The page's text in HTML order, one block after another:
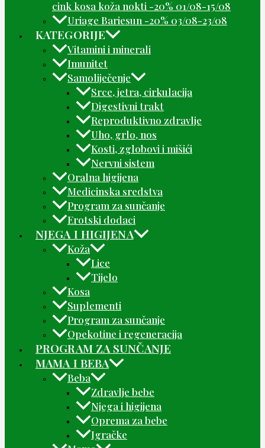
cink kosa koža nokti -20% 01/08-15/08
Uriage Bariesun -20% 03/08-23/08
KATEGORIJE
Vitamini i minerali
Imunitet
Samoliječenje
Srce, jetra, cirkulacija
Digestivni trakt
Reproduktivno zdravlje
Uho, grlo, nos
Kosti, zglobovi i mišići
Nervni sistem
Oralna higijena
Medicinska sredstva
Program za sunčanje
Erotski dodaci
NJEGA I HIGIJENA
Koža
Lice
Tijelo
Kosa
Suplementi
Program za sunčanje
Opekotine i regeneracija
PROGRAM ZA SUNČANJE
MAMA I BEBA
Beba
Zdravlje bebe
Njega i higijena
Oprema za bebe
Igračke